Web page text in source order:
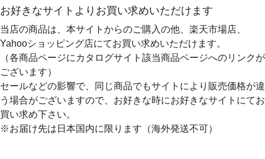
お好きなサイトよりお買い求めいただけます
当店の商品は、本サイトからのご購入の他、楽天市場店、
Yahooショッピング店にてお買い求めいただけます。
（各商品ページにカタログサイト該当商品ページへのリンクが
ございます）
セールなどの影響で、同じ商品でもサイトにより販売価格が違
う場合がございますので、お好きな時にお好きなサイトにてお
買い求め下さい。
※お届け先は日本国内に限ります（海外発送不可）